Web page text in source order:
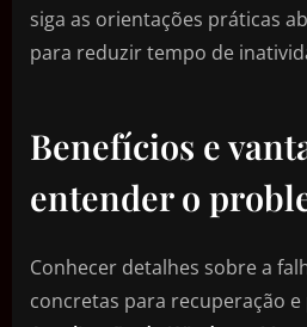
siga as orientações práticas
para reduzir tempo de
Benefícios e
entender o
Conhecer detalhes sobre a
concretas para recuperação e